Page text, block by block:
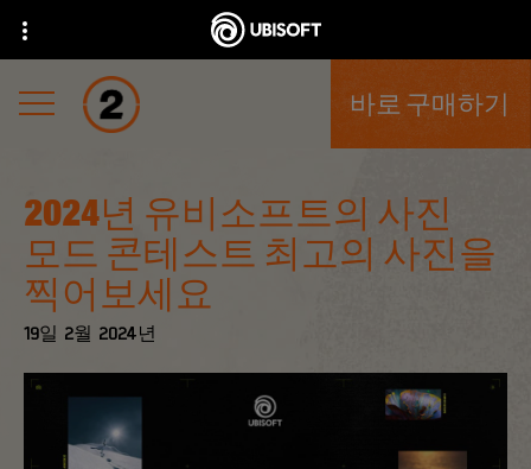
바로 구매하기
19일 2월 2024년
2024년 유비소프트의 사진
모드 콘테스트 최고의 사진을
찍어보세요